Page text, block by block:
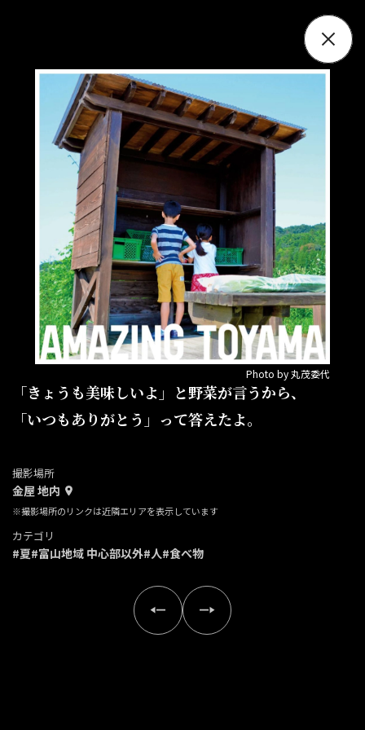
Photo by 丸茂委代
「きょうも美味しいよ」と野菜が言うから、
「いつもありがとう」って答えたよ。
撮影場所
金屋 地内
※撮影場所のリンクは近隣エリアを表示しています
カテゴリ
#夏#富山地域 中心部以外#人#食べ物